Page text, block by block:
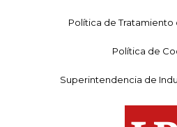
Política de Tratamiento
Política de
Superintendencia de